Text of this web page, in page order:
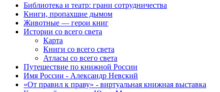
Библиотека и театр: грани сотрудничества
Книги, пропахшие дымом
Животные — герои книг
Истории со всего света
Карта
Книги со всего света
Атласы со всего света
Путешествие по книжной России
Имя России - Александр Невский
«От правил к праву» - виртуальная книжная выставка